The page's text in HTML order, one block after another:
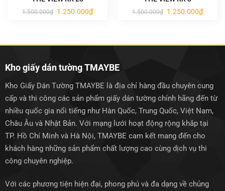
1.500.000₫ Giá
gốc
1.250.000₫Giá
hiện
1.500.000₫ Giá
gốc
1.250.000₫Giá
hiện
Kho giấy dán tường TMAYBE
Kho Giấy Dán Tường TMAYBE là địa chỉ hàng đầu chuyên cung
cấp và thi công các sản phẩm giấy dán tường chính hãng đến từ
nhiều quốc gia nổi tiếng như Hàn Quốc, Trung Quốc, Việt Nam,
Châu Âu và Nhật Bản. Với mạng lưới hoạt động rộng khắp tại
TP. Hồ Chí Minh và Hà Nội, TMAYBE cam kết mang đến cho
khách hàng những sản phẩm chất lượng cao cùng dịch vụ thi
công chuyên nghiệp.
Với các phương tiện hiện đại, phong phú và đa dạng về chủng